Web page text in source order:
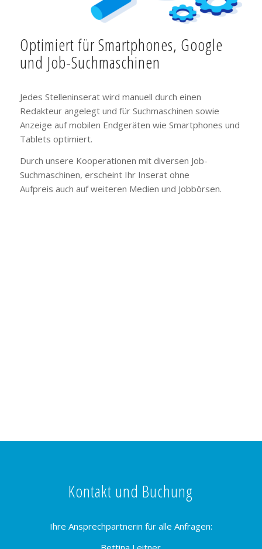
Optimiert für Smartphones, Google
und Job-Suchmaschinen
Jedes Stelleninserat wird manuell durch einen
Redakteur angelegt und für Suchmaschinen sowie
Anzeige auf mobilen Endgeräten wie Smartphones und
Tablets optimiert.
Durch unsere Kooperationen mit diversen Job-
Suchmaschinen, erscheint Ihr Inserat ohne
Aufpreis auch auf weiteren Medien und Jobbörsen.
Kontakt und Buchung
Ihre Ansprechpartnerin für alle Anfragen: